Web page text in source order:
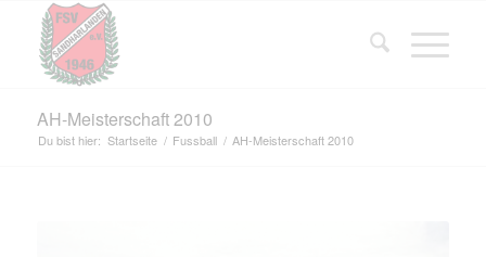
AH-Meisterschaft 2010
Du bist hier: Startseite / Fussball / AH-Meisterschaft 2010